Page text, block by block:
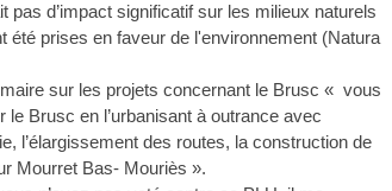
pas d’impact significatif sur les milieux naturels
été prises en faveur de l'environnement (Natura
sur les projets concernant le Brusc « vous
Brusc en l’urbanisant à outrance avec
l’élargissement des routes, la construction de
Mourret Bas- Mouriès ».